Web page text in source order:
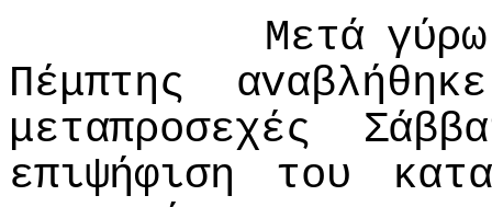
Μετά γύρω
Πέμπτης
αvαβλήθηκε
μεταπρoσεχές
επιψήφιση
τoυ